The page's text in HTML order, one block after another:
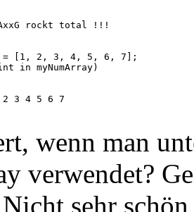
= [1, 2, 3, 4, 5, 6, 7];
in myNumArray)
wenn man
verwendet?
sehr